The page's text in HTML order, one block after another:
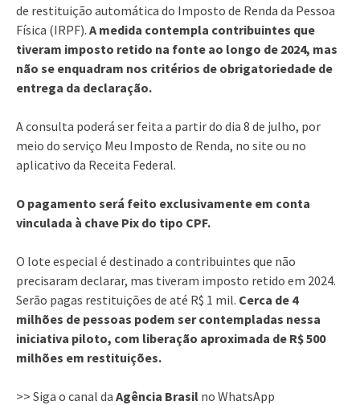
de restituição automática do Imposto de Renda da Pessoa
Física (IRPF). A medida contempla contribuintes que
tiveram imposto retido na fonte ao longo de 2024, mas
não se enquadram nos critérios de obrigatoriedade de
entrega da declaração.
A consulta poderá ser feita a partir do dia 8 de julho, por
meio do serviço Meu Imposto de Renda, no site ou no
aplicativo da Receita Federal.
O pagamento será feito exclusivamente em conta
vinculada à chave Pix do tipo CPF.
O lote especial é destinado a contribuintes que não
precisaram declarar, mas tiveram imposto retido em 2024.
Serão pagas restituições de até R$ 1 mil. Cerca de 4
milhões de pessoas podem ser contempladas nessa
iniciativa piloto, com liberação aproximada de R$ 500
milhões em restituições.
>> Siga o canal da Agência Brasil no WhatsApp